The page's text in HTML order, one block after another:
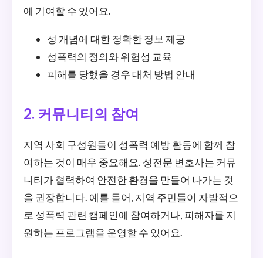
에 기여할 수 있어요.
성 개념에 대한 정확한 정보 제공
성폭력의 정의와 위험성 교육
피해를 당했을 경우 대처 방법 안내
2. 커뮤니티의 참여
지역 사회 구성원들이 성폭력 예방 활동에 함께 참
여하는 것이 매우 중요해요. 성전문 변호사는 커뮤
니티가 협력하여 안전한 환경을 만들어 나가는 것
을 권장합니다. 예를 들어, 지역 주민들이 자발적으
로 성폭력 관련 캠페인에 참여하거나, 피해자를 지
원하는 프로그램을 운영할 수 있어요.